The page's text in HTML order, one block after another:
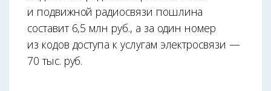
и подвижной радиосвязи пошлина
составит 6,5 млн руб., а за один номер
из кодов доступа к услугам электросвязи —
70 тыс. руб.